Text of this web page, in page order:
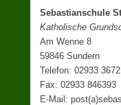
Sebastianschule
Katholische
Am Wenne 8
59846 Sundern
Telefon: 02933 3672
Fax: 02933 846393
E-Mail: